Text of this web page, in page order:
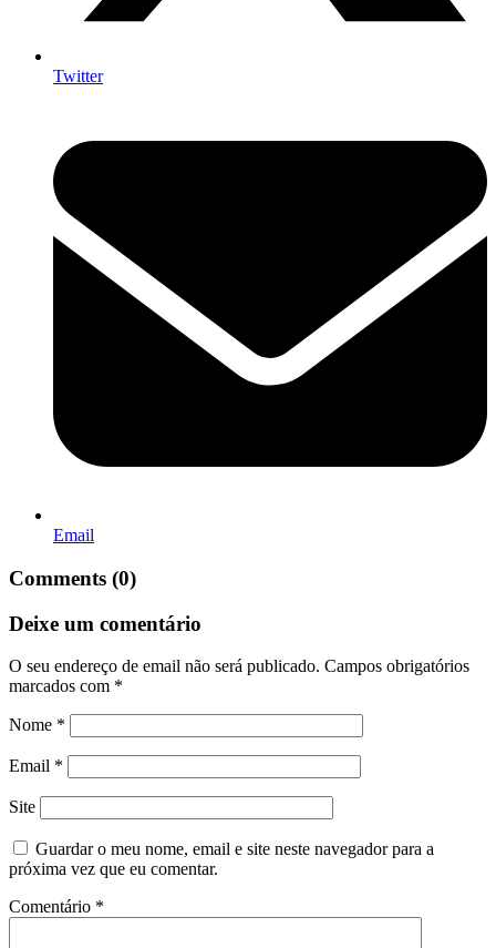
Twitter
Email
Comments (0)
Deixe um comentário
O seu endereço de email não será publicado. Campos obrigatórios
marcados com *
Nome *
Email *
Site
Guardar o meu nome, email e site neste navegador para a
próxima vez que eu comentar.
Comentário *